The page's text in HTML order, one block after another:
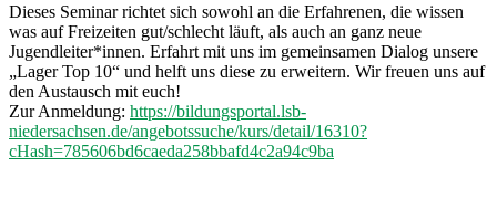
Dieses Seminar richtet sich sowohl an die Erfahrenen, die wissen
was auf Freizeiten gut/schlecht läuft, als auch an ganz neue
Jugendleiter*innen. Erfahrt mit uns im gemeinsamen Dialog unsere
„Lager Top 10“ und helft uns diese zu erweitern. Wir freuen uns auf
den Austausch mit euch!
Zur Anmeldung: https://bildungsportal.lsb-
niedersachsen.de/angebotssuche/kurs/detail/16310?
cHash=785606bd6caeda258bbafd4c2a94c9ba